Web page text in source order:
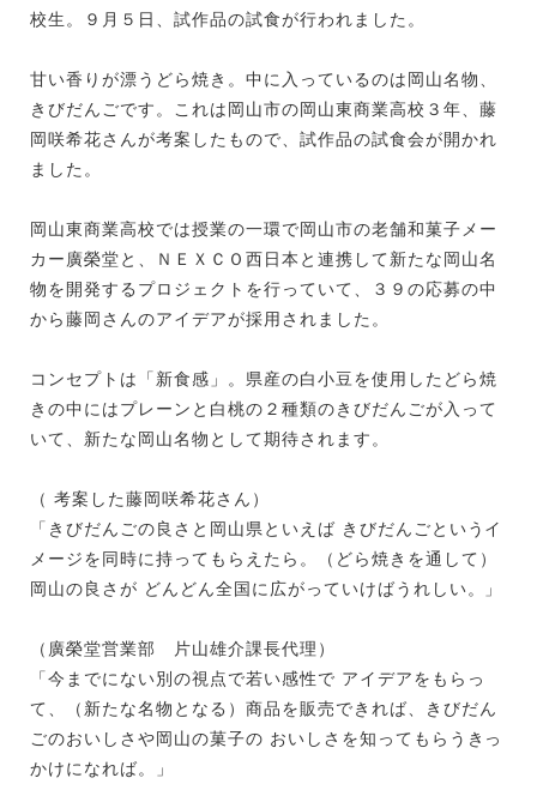
校生。９月５日、試作品の試食が行われました。
甘い香りが漂うどら焼き。中に入っているのは岡山名物、
きびだんごです。これは岡山市の岡山東商業高校３年、藤
岡咲希花さんが考案したもので、試作品の試食会が開かれ
ました。
岡山東商業高校では授業の一環で岡山市の老舗和菓子メー
カー廣榮堂と、ＮＥＸＣＯ西日本と連携して新たな岡山名
物を開発するプロジェクトを行っていて、３９の応募の中
から藤岡さんのアイデアが採用されました。
コンセプトは「新食感」。県産の白小豆を使用したどら焼
きの中にはプレーンと白桃の２種類のきびだんごが入って
いて、新たな岡山名物として期待されます。
（ 考案した藤岡咲希花さん）
「きびだんごの良さと岡山県といえば きびだんごというイ
メージを同時に持ってもらえたら。（どら焼きを通して）
岡山の良さが どんどん全国に広がっていけばうれしい。」
（廣榮堂営業部 片山雄介課長代理）
「今までにない別の視点で若い感性で アイデアをもらっ
て、（新たな名物となる）商品を販売できれば、きびだん
ごのおいしさや岡山の菓子の おいしさを知ってもらうきっ
かけになれば。」